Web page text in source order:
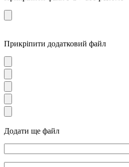
Прикріпити додатковий файл
Додати ще файл